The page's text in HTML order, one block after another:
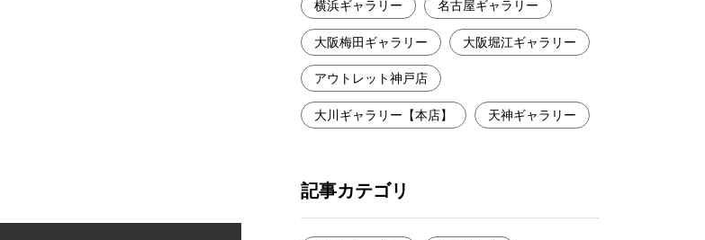
横浜ギャラリー 名古屋ギャラリー
大阪梅田ギャラリー 大阪堀江ギャラリー
アウトレット神戸店
大川ギャラリー【本店】 天神ギャラリー
記事カテゴリ